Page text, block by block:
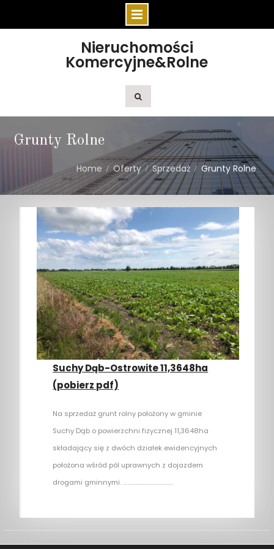
Nieruchomości
Komercyjne&Rolne
Grunty Rolne
Home Oferty Sprzedaż Grunty Rolne
Suchy Dąb-Ostrowite 11,3648ha
(pobierz pdf)
Na sprzedaż grunt rolny położony w gminie
Suchy Dąb o powierzchni fizycznej 11,3648ha
składający się z dwóch działek ewidencyjnych
położona wśród pól uprawnych z dojazdem
drogami gminnymi. ……………………………..